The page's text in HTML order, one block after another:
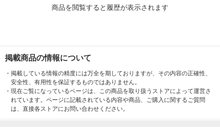
商品を閲覧すると履歴が表示されます
掲載商品の情報について
・ 掲載している情報の精度には万全を期しておりますが、その内容の正確性、
安全性、有用性を保証するものではありません。
・ 現在ご覧になっているページは、この商品を取り扱うストアによって運営さ
れています。ページに記載されている内容や商品、ご購入に関するご質問
は、直接各ストアにお問い合わせください。